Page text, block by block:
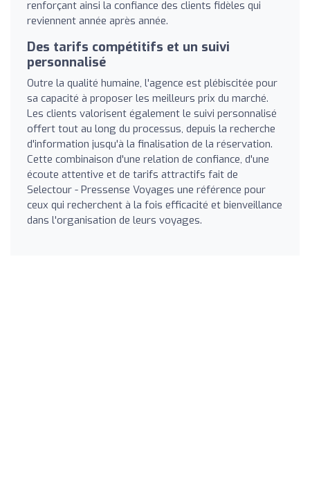
renforçant ainsi la confiance des clients fidèles qui
reviennent année après année.
Des tarifs compétitifs et un suivi
personnalisé
Outre la qualité humaine, l'agence est plébiscitée pour
sa capacité à proposer les meilleurs prix du marché.
Les clients valorisent également le suivi personnalisé
offert tout au long du processus, depuis la recherche
d'information jusqu'à la finalisation de la réservation.
Cette combinaison d'une relation de confiance, d'une
écoute attentive et de tarifs attractifs fait de
Selectour - Pressense Voyages une référence pour
ceux qui recherchent à la fois efficacité et bienveillance
dans l'organisation de leurs voyages.